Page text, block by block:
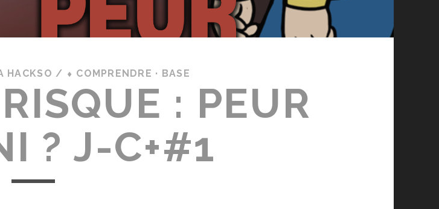
HACKSO / ⬧ COMPRENDRE · BASE
: PEUR
? J-C+#1